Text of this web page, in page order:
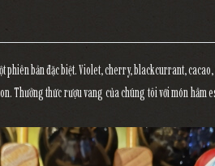
phiên bản đặc biệt. Violet, cherry, blackcurrant,
Thưởng thức rượu vang của chúng tôi với món